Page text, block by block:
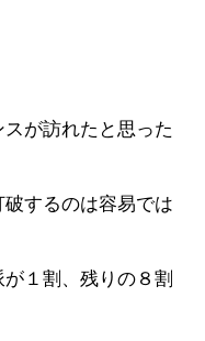
が訪れたと思った
するのは容易では
１割、残りの８割